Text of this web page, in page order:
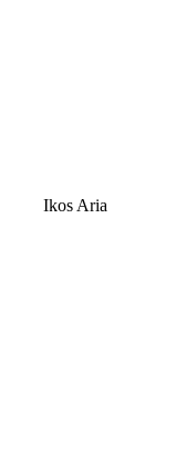
Ikos Aria